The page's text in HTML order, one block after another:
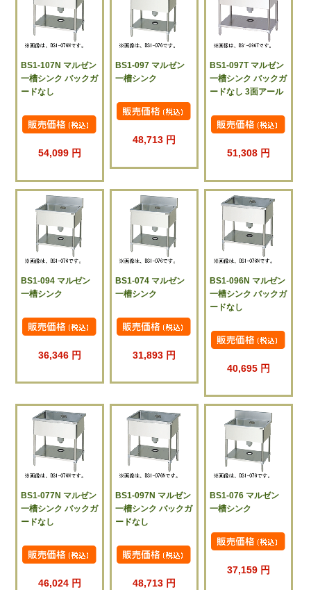
BS1-107N マルゼン
一槽シンク バックガ
ードなし
54,099 円
BS1-097 マルゼン
一槽シンク
48,713 円
BS1-097T マルゼン
一槽シンク バックガ
ードなし 3面アール
51,308 円
BS1-094 マルゼン
一槽シンク
36,346 円
BS1-074 マルゼン
一槽シンク
31,893 円
BS1-096N マルゼン
一槽シンク バックガ
ードなし
40,695 円
BS1-077N マルゼン
一槽シンク バックガ
ードなし
46,024 円
BS1-097N マルゼン
一槽シンク バックガ
ードなし
48,713 円
BS1-076 マルゼン
一槽シンク
37,159 円